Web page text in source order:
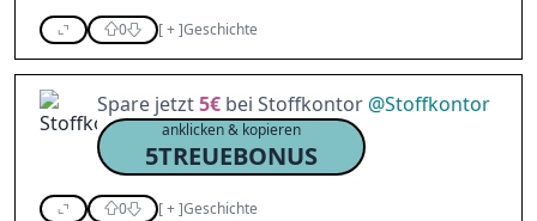
0 [+]Geschichte
Spare jetzt5€ bei Stoffkontor @Stoffkontor
anklicken & kopieren
5TREUEBONUS
0 [+]Geschichte